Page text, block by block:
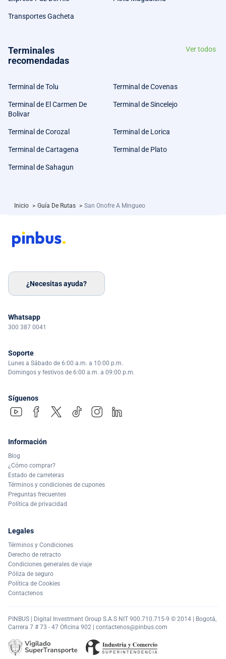
Transportes Gacheta
Terminales
recomendadas
Ver todos
Terminal de Tolu Terminal de Covenas
Terminal de El Carmen De
Bolivar
Terminal de Sincelejo
Terminal de Corozal Terminal de Lorica
Terminal de Cartagena Terminal de Plato
Terminal de Sahagun
Inicio > Guía De Rutas > San Onofre A Mingueo
¿Necesitas ayuda?
Whatsapp
300 387 0041
Soporte
Lunes a Sábado de 6:00 a.m. a 10:00 p.m.
Domingos y festivos de 6:00 a.m. a 09:00 p.m.
Síguenos
Información
Blog
¿Cómo comprar?
Estado de carreteras
Términos y condiciones de cupones
Preguntas frecuentes
Política de privacidad
Legales
Términos y Condiciones
Derecho de retracto
Condiciones generales de viaje
Póliza de seguro
Política de Cookies
Contactenos
PINBUS | Digital Investment Group S.A.S NIT 900.710.715-9 © 2014 | Bogotá,
Carrera 7 # 73 - 47 Oficina 902 | contactenos@pinbus.com